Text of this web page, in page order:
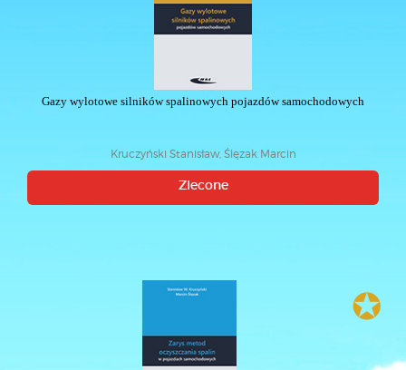
Gazy wylotowe silników spalinowych pojazdów samochodowych
Kruczyński Stanisław, Ślęzak Marcin
Zlecone
✪